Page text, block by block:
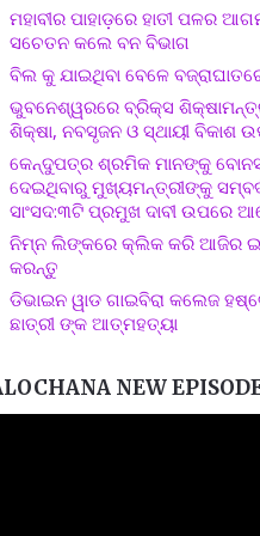
ମହାବୀର ପାହାଡ଼ରେ ହାତୀ ପଳର
ସଚେତନ କଲେ ବନ ବିଭାଗ
ବିଲ କୁ ଯାଇଥିବା ବେଳେ
ଭୁବନେଶ୍ୱରରେ ବ୍ରିକ୍ସ
ଶିକ୍ଷା, ନବସୃଜନ ଓ ସ୍ଥାୟୀ ବିକାଶ
କେନ୍ଦୁପତ୍ର ଶ୍ରମିକ ମାନଙ୍କୁ
ଦେଇଥିବାରୁ ମୁଖ୍ୟମନ୍ତ୍ରୀଙ୍କୁ
ସାଂସଦ:୩ଟି ପ୍ରମୁଖ ଦାବୀ ଉପରେ
ନିମ୍ନ ଲିଙ୍କରେ କ୍ଲିକ କରି ଆଜିର ଇ
କରନ୍ତୁ
ଡିଭାଇନ ୱାଡ ଗାଇବିରା କଲେଜ
ଛାତ୍ରୀ ଙ୍କ ଆତ୍ମହତ୍ୟା
NEW